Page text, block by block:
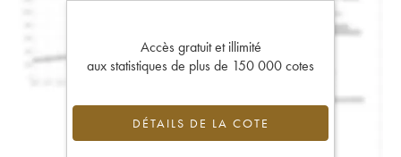
Accès gratuit et illimité
aux statistiques de plus de 150 000 cotes
DÉTAILS DE LA COTE